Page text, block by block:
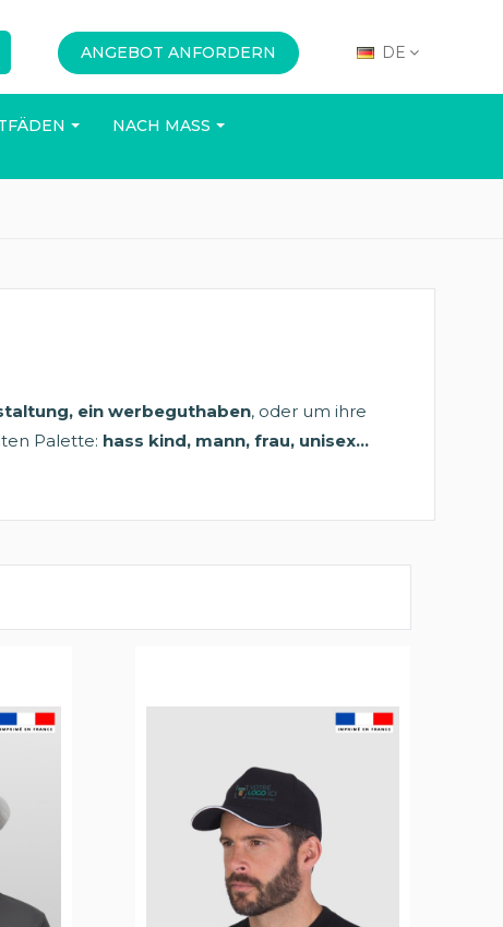
ANGEBOT ANFORDERN
DE
NACH MASS
ein werbeguthaben, oder um ihre
Palette: hass kind, mann, frau, unisex...